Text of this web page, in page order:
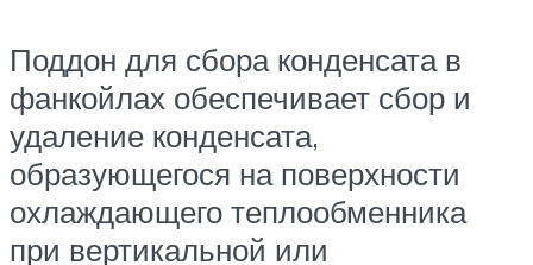
Поддон для сбора конденсата в
фанкойлах обеспечивает сбор и
удаление конденсата,
образующегося на поверхности
охлаждающего теплообменника
при вертикальной или